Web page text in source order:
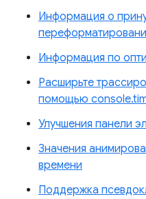
Информация о
Информация по
Расширьте
помощью
Улучшения панели
Значения
времени
Поддержка